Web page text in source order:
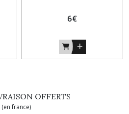
6€
OFFERTS
france)